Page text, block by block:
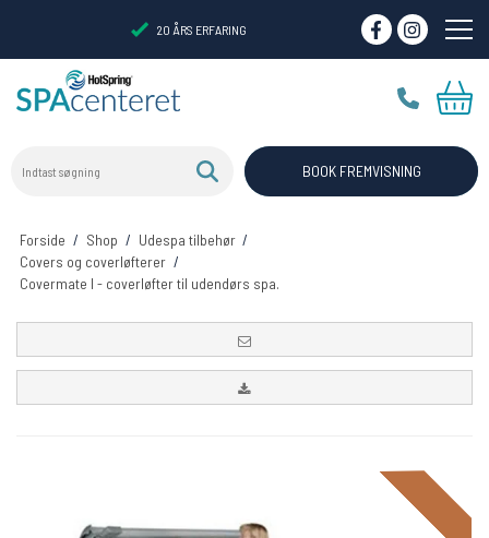
20 ÅRS ERFARING
VIRTUELT SHOWROOM
BOOK FREMVISNING
Forside / Shop / Udespa tilbehør /
Covers og coverløfterer /
Covermate I - coverløfter til udendørs spa.
Tilbud